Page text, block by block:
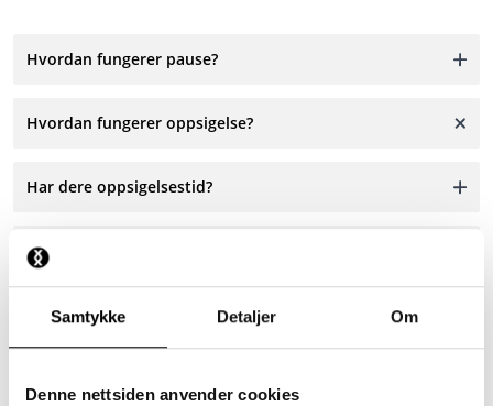
Samtykke Detaljer Om
Denne nettsiden anvender cookies
Hvordan fungerer pause?
Hvordan fungerer oppsigelse?
Har dere oppsigelsestid?
Koster det noe å si opp?
Kan jeg si opp et abonnement som er satt på pause?